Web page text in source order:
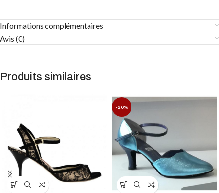
Informations complémentaires
Avis (0)
Produits similaires
-20%